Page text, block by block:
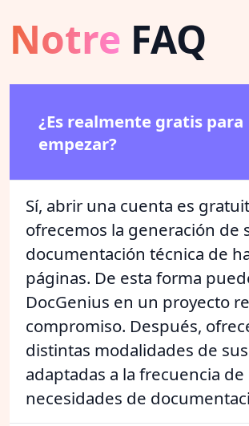
Notre FAQ
¿Es realmente gratis para
empezar?
Sí, abrir una cuenta es
ofrecemos la generación de
documentación técnica de
páginas. De esta forma
DocGenius en un proyecto
compromiso. Después,
distintas modalidades de
adaptadas a la frecuencia de
necesidades de